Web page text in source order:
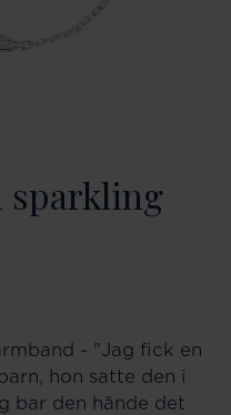
sparkling
- "Jag fick en
hon satte den i
bar den hände det